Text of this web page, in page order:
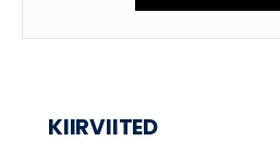
KIIRVIITED